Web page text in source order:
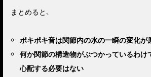
まとめると、
ポキポキ音は関節内の水の一瞬の変化が
何か関節の構造物がぶつかっているわけ
心配する必要はない